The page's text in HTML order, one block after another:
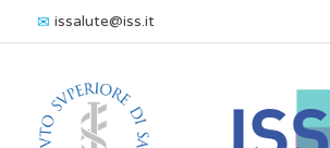
issalute@iss.it